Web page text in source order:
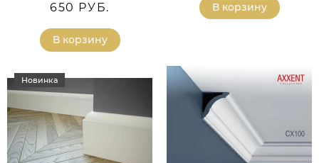
650 РУБ.
В корзину
В корзину
Новинка